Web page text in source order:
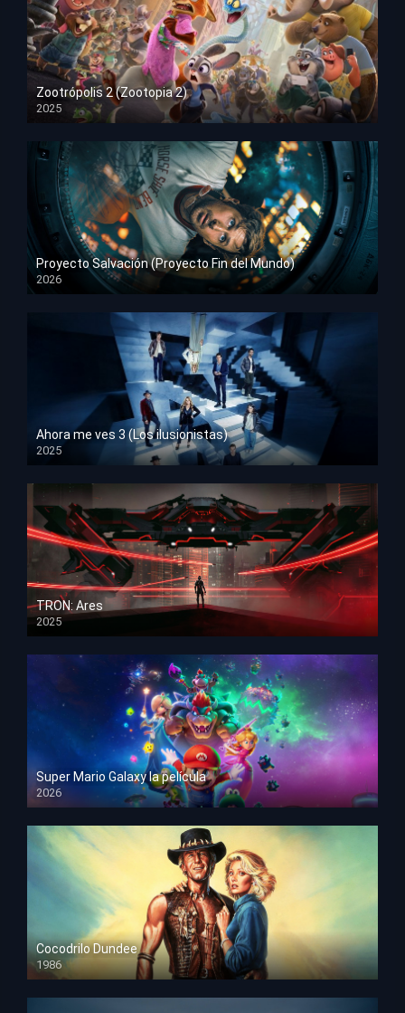
Zootrópolis 2 (Zootopia 2)
2025
HD 1080p
Proyecto Salvación (Proyecto Fin del Mundo)
2026
HD 1080p
Ahora me ves 3 (Los ilusionistas)
2025
HD 1080p
TRON: Ares
2025
HD 1080p
Super Mario Galaxy la película
2026
HD 1080p
Cocodrilo Dundee
1986
HD 1080p